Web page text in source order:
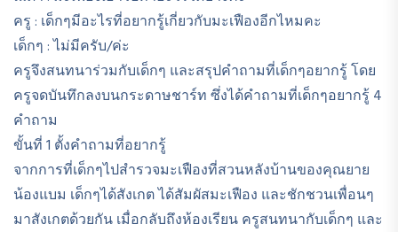
ครู : เด็กๆมีอะไรที่อยากรู้เกี่ยวกับมะเฟืองอีกไหมคะ
เด็กๆ : ไม่มีครับ/ค่ะ
ครูจึงสนทนาร่วมกับเด็กๆ และสรุปคำถามที่เด็กๆอยากรู้ โดย
ครูจดบันทึกลงบนกระดาษชาร์ท ซึ่งได้คำถามที่เด็กๆอยากรู้ 4
คำถาม
ขั้นที่ 1 ตั้งคำถามที่อยากรู้
จากการที่เด็กๆไปสำรวจมะเฟืองที่สวนหลังบ้านของคุณยาย
น้องแบม เด็กๆได้สังเกต ได้สัมผัสมะเฟือง และชักชวนเพื่อนๆ
มาสังเกตด้วยกัน เมื่อกลับถึงห้องเรียน ครูสนทนากับเด็กๆ และ